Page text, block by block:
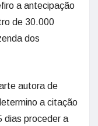
a antecipação
de 30.000
dos
autora de
a citação
dias proceder a